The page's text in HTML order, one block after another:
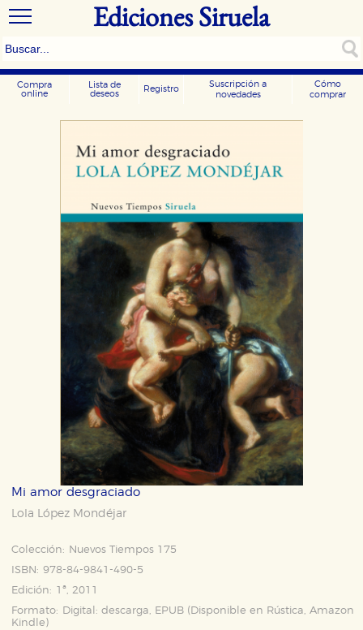
Ediciones Siruela
Compra
online
Lista de
deseos
Registro
Suscripción a
novedades
Cómo
comprar
Mi amor desgraciado
Lola López Mondéjar
Colección:
Nuevos Tiempos 175
ISBN: 978-84-9841-490-5
Edición: 1ª, 2011
Formato:
Digital: descarga, EPUB (Disponible en Rústica,Amazon
Kindle )